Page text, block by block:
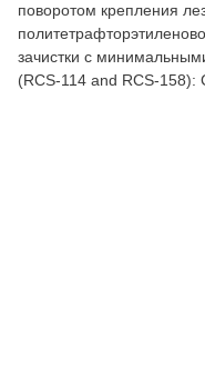
поворотом крепления
зачистки с
(RCS-114 and RCS-